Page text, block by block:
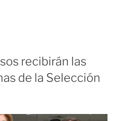
recibirán las
de la Selección